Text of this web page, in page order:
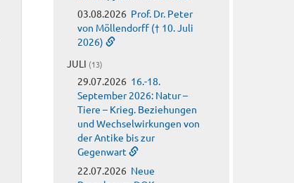
03.08.2026 Prof. Dr. Peter
von Möllendorff († 10. Juli
2026)
JULI (13)
29.07.2026 16.-18.
September 2026: Natur –
Tiere – Krieg. Beziehungen
und Wechselwirkungen von
der Antike bis zur
Gegenwart
22.07.2026 Neue